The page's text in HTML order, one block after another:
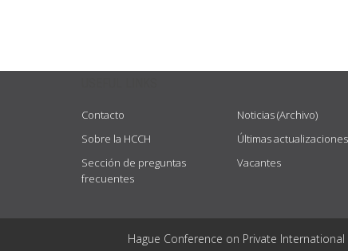
Contacto
Sobre la HCCH
Sección de preguntas
frecuentes
Noticias (Archivo)
Últimas actualizaciones
Vacantes
Hague Conference on Private